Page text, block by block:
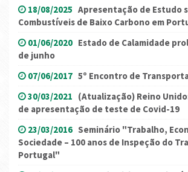
18/08/2025 Apresentação de Estudo
Combustíveis de Baixo Carbono em
01/06/2020 Estado de Calamidade
de junho
07/06/2017 5º Encontro de
30/03/2021 (Atualização) Reino
de apresentação de teste de Covid-19
23/03/2016 Seminário "Trabalho,
Sociedade – 100 anos de Inspeção do
Portugal"